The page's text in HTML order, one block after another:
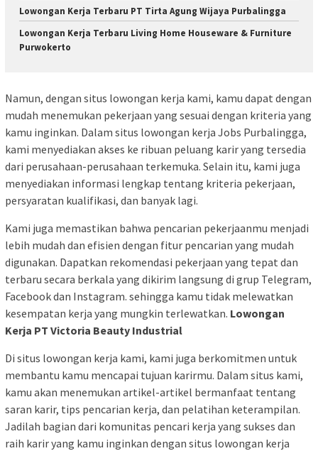
Lowongan Kerja Terbaru PT Tirta Agung Wijaya Purbalingga
Lowongan Kerja Terbaru Living Home Houseware & Furniture
Purwokerto
Namun, dengan situs lowongan kerja kami, kamu dapat dengan
mudah menemukan pekerjaan yang sesuai dengan kriteria yang
kamu inginkan. Dalam situs lowongan kerja Jobs Purbalingga,
kami menyediakan akses ke ribuan peluang karir yang tersedia
dari perusahaan-perusahaan terkemuka. Selain itu, kami juga
menyediakan informasi lengkap tentang kriteria pekerjaan,
persyaratan kualifikasi, dan banyak lagi.
Kami juga memastikan bahwa pencarian pekerjaanmu menjadi
lebih mudah dan efisien dengan fitur pencarian yang mudah
digunakan. Dapatkan rekomendasi pekerjaan yang tepat dan
terbaru secara berkala yang dikirim langsung di grup Telegram,
Facebook dan Instagram. sehingga kamu tidak melewatkan
kesempatan kerja yang mungkin terlewatkan. Lowongan
Kerja PT Victoria Beauty Industrial
Di situs lowongan kerja kami, kami juga berkomitmen untuk
membantu kamu mencapai tujuan karirmu. Dalam situs kami,
kamu akan menemukan artikel-artikel bermanfaat tentang
saran karir, tips pencarian kerja, dan pelatihan keterampilan.
Jadilah bagian dari komunitas pencari kerja yang sukses dan
raih karir yang kamu inginkan dengan situs lowongan kerja